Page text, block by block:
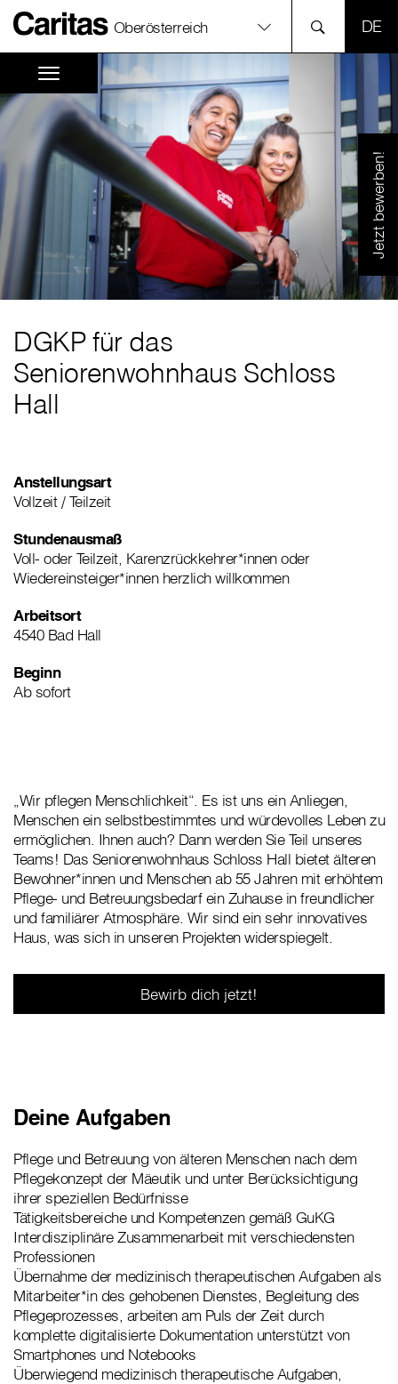
Oberösterreich
Jetzt bewerben!
DGKP für das
Seniorenwohnhaus Schloss
Hall
Anstellungsart
Vollzeit / Teilzeit
Stundenausmaß
Voll- oder Teilzeit, Karenzrückkehrer*innen oder
Wiedereinsteiger*innen herzlich willkommen
Arbeitsort
4540 Bad Hall
Beginn
Ab sofort
„Wir pflegen Menschlichkeit“. Es ist uns ein Anliegen,
Menschen ein selbstbestimmtes und würdevolles Leben zu
ermöglichen. Ihnen auch? Dann werden Sie Teil unseres
Teams! Das Seniorenwohnhaus Schloss Hall bietet älteren
Bewohner*innen und Menschen ab 55 Jahren mit erhöhtem
Pflege- und Betreuungsbedarf ein Zuhause in freundlicher
und familiärer Atmosphäre. Wir sind ein sehr innovatives
Haus, was sich in unseren Projekten widerspiegelt.
Bewirb dich jetzt!
Deine Aufgaben
Pflege und Betreuung von älteren Menschen nach dem
Pflegekonzept der Mäeutik und unter Berücksichtigung
ihrer speziellen Bedürfnisse
Tätigkeitsbereiche und Kompetenzen gemäß GuKG
Interdisziplinäre Zusammenarbeit mit verschiedensten
Professionen
Übernahme der medizinisch therapeutischen Aufgaben als
Mitarbeiter*in des gehobenen Dienstes, Begleitung des
Pflegeprozesses, arbeiten am Puls der Zeit durch
komplette digitalisierte Dokumentation unterstützt von
Smartphones und Notebooks
Überwiegend medizinisch therapeutische Aufgaben,